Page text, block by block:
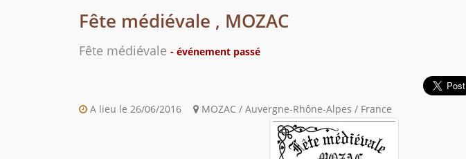
Fête médiévale , MOZAC
Fête médiévale - événement passé
A lieu le 26/06/2016 MOZAC / Auvergne-Rhône-Alpes / France